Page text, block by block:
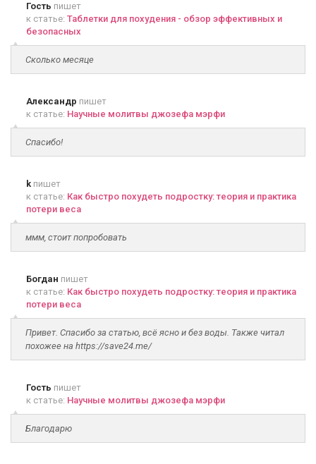
Гость пишет
к статье: Таблетки для похудения - обзор эффективных и
безопасных
Сколько месяце
Александр пишет
к статье: Научные молитвы джозефа мэрфи
Спасибо!
k пишет
к статье: Как быстро похудеть подростку: теория и практика
потери веса
ммм, стоит попробовать
Богдан пишет
к статье: Как быстро похудеть подростку: теория и практика
потери веса
Привет. Спасибо за статью, всё ясно и без воды. Также читал
похожее на https://save24.me/
Гость пишет
к статье: Научные молитвы джозефа мэрфи
Благодарю